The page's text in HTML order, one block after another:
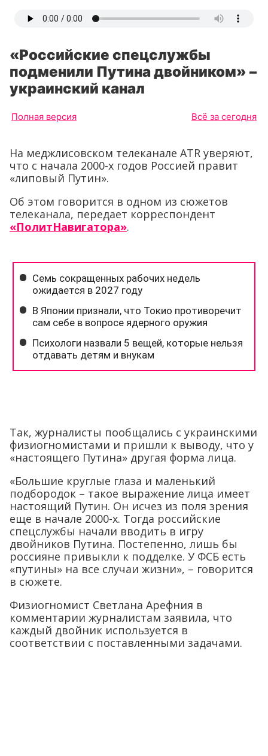
«Российские спецслужбы
подменили Путина двойником» –
украинский канал
Полная версия Всё за сегодня
На меджлисовском телеканале ATR уверяют,
что с начала 2000-х годов Россией правит
«липовый Путин».
Об этом говорится в одном из сюжетов
телеканала, передает корреспондент
«ПолитНавигатора».
Так, журналисты пообщались с украинскими
физиогномистами и пришли к выводу, что у
«настоящего Путина» другая форма лица.
«Большие круглые глаза и маленький
подбородок – такое выражение лица имеет
настоящий Путин. Он исчез из поля зрения
еще в начале 2000-х. Тогда российские
спецслужбы начали вводить в игру
двойников Путина. Постепенно, лишь бы
россияне привыкли к подделке. У ФСБ есть
«путины» на все случаи жизни», – говорится
в сюжете.
Физиогномист Светлана Арефния в
комментарии журналистам заявила, что
каждый двойник используется в
соответствии с поставленными задачами.